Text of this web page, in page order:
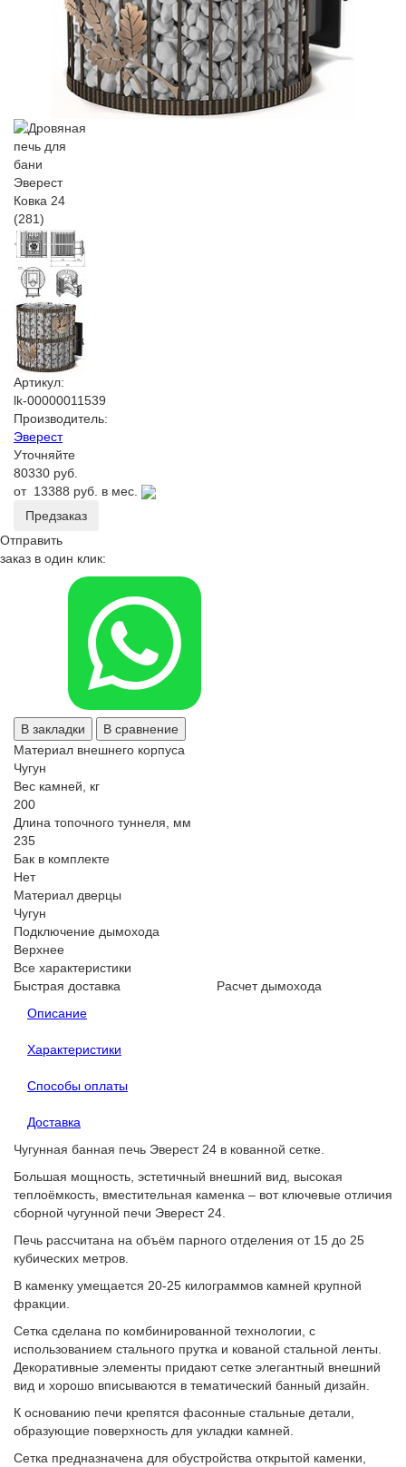
Артикул:
lk-00000011539
Производитель:
Эверест
Уточняйте
80330 руб.
от 13388 руб. в мес.
Предзаказ
Отправить
заказ в один клик:
В закладки
В сравнение
Материал внешнего корпуса
Чугун
Вес камней, кг
200
Длина топочного туннеля, мм
235
Бак в комплекте
Нет
Материал дверцы
Чугун
Подключение дымохода
Верхнее
Все характеристики
Быстрая доставка
Расчет дымохода
Описание
Характеристики
Способы оплаты
Доставка
Чугунная банная печь Эверест 24 в кованной сетке.
Большая мощность, эстетичный внешний вид, высокая
теплоёмкость, вместительная каменка – вот ключевые отличия
сборной чугунной печи Эверест 24.
Печь рассчитана на объём парного отделения от 15 до 25
кубических метров.
В каменку умещается 20-25 килограммов камней крупной
фракции.
Сетка сделана по комбинированной технологии, с
использованием стального прутка и кованой стальной ленты.
Декоративные элементы придают сетке элегантный внешний
вид и хорошо вписываются в тематический банный дизайн.
К основанию печи крепятся фасонные стальные детали,
образующие поверхность для укладки камней.
Сетка предназначена для обустройства открытой каменки,